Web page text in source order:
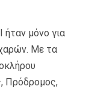
ήταν μόνο για
Με τα
Πρόδρομος,